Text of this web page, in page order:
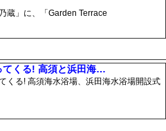
蔵」に、「Garden Terrace
てくる! 高須と浜田海…
くる! 高須海水浴場、浜田海水浴場開設式